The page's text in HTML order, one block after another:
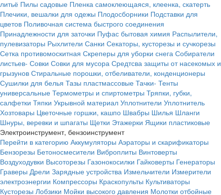
литьё Пилы садовые Пленка самоклеющаяся, клеенка, скатерть
Плечики, вешалки для одежы Плодосборники Подставки для
цветов Поливочная система быстрого соединения
Принадлежности для заточки Пуфас бытовая химия Распылители,
пулевизаторы Рыхлители Санки Секаторы, кусторезы и сучкорезы
Сетка противомоскитная Скреперы для уборки снега Собиратели
листьев- Совки Совки для мусора Средтсва защиты от насекомых и
грызунов Стиральные порошки, отбеливатели, конденционеры
Сушилки для белья Тазы пластмассовые Тачки- Тенты
универсальные Термометры и спиртометры Тряпки, губки,
салфетки Тяпки Укрывной материал Уплотнители Уплотнитель
Хозтовары Цветочные горшки, кашпо Швабры Шилья Шланги
Шнуры, веревки и шпагаты Щетки Этажерки Ящики пластиковые
Электроинструмент, бензоинструмент
Перейти в категорию Аккумуляторы Аэраторы и скарификаторы
Бензорезы Бетоносмесители Виброплиты Винтоверты
Воздуходувки Высоторезы Газонокосилки Гайковерты Генераторы
Граверы Дрели Зарядные устройства Измельчители Измерители
электроэнергии Компрессоры Краскопульты Культиваторы
Кусторезы Лобзики Мойки высокого давления Молотки отбойные